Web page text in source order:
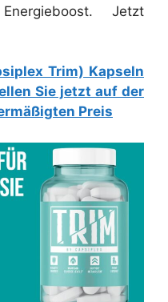
Jetzt
Trim) Kapseln
Sie jetzt auf der
Preis